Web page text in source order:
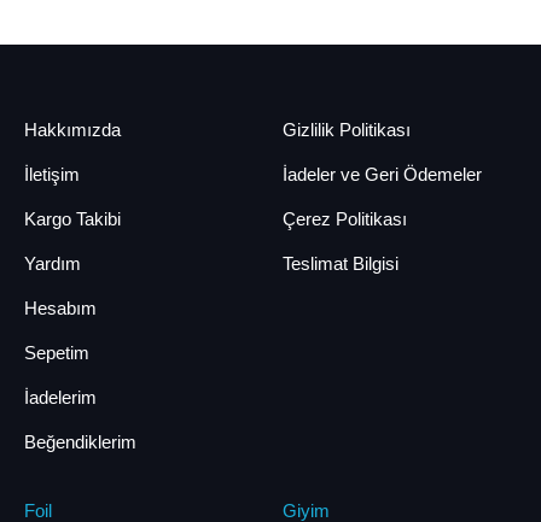
Hakkımızda
İletişim
Kargo Takibi
Yardım
Gizlilik Politikası
İadeler ve Geri Ödemeler
Çerez Politikası
Teslimat Bilgisi
Hesabım
Sepetim
İadelerim
Beğendiklerim
Foil Giyim